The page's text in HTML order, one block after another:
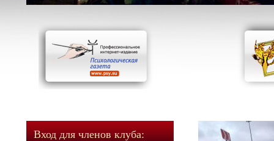
Вход для членов клуба: